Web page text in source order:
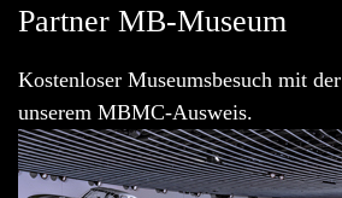
Partner MB-Museum
Kostenloser Museumsbesuch mit der
unserem MBMC-Ausweis.